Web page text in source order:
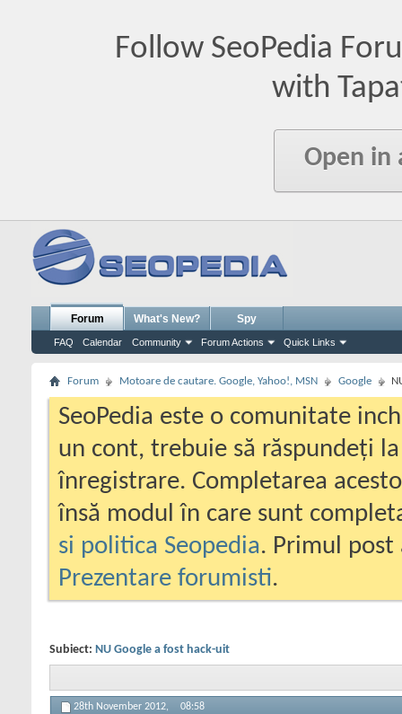
Follow SeoPedia
with
Open in
Forum
FAQ Calendar Community Forum Actions Quick Links
What's New? Spy
Forum Motoare de cautare. Google, Yahoo!, MSN Google
SeoPedia este o comunitate
un cont, trebuie să răspundeți
înregistrare. Completarea
însă modul în care sunt
si politica Seopedia. Primul
Prezentare forumisti.
Subiect: NU Google a fost hack-uit
28th November 2012, 08:58